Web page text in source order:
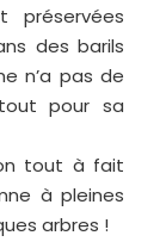
préservées
des barils
n’a pas de
pour sa
tout à fait
à pleines
arbres !